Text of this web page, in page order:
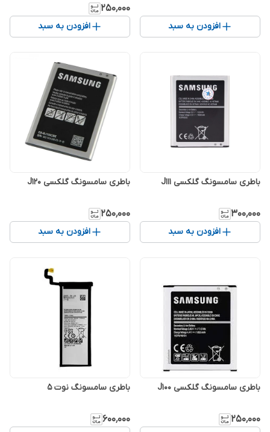
افزودن به سبد
۲۵۰٬۰۰۰
افزودن به سبد
باطری سامسونگ گلکسی J111
۳۰۰٬۰۰۰
افزودن به سبد
باطری سامسونگ گلکسی J120
۲۵۰٬۰۰۰
افزودن به سبد
باطری سامسونگ گلکسی J100
۲۵۰٬۰۰۰
باطری سامسونگ نوت 5
۶۰۰٬۰۰۰